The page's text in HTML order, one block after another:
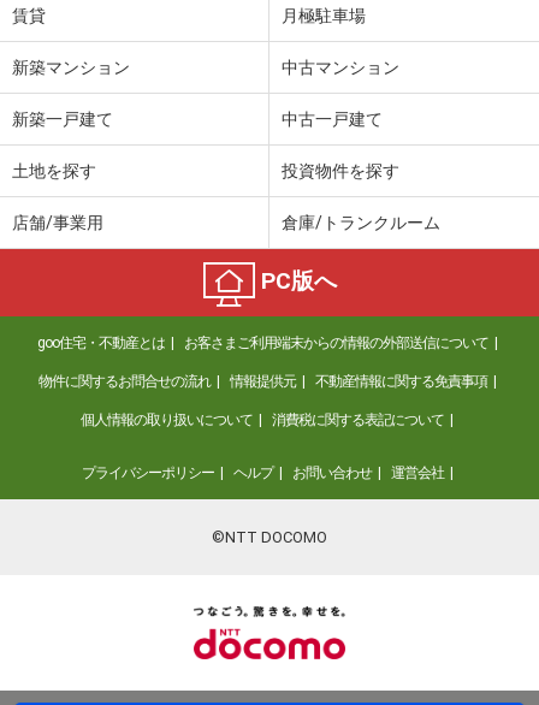
賃貸 月極駐車場
新築マンション 中古マンション
新築一戸建て 中古一戸建て
土地を探す 投資物件を探す
店舗/事業用 倉庫/トランクルーム
PC版へ
goo住宅・不動産とは お客さまご利用端末からの情報の外部送信について
物件に関するお問合せの流れ 情報提供元 不動産情報に関する免責事項
個人情報の取り扱いについて 消費税に関する表記について
プライバシーポリシー ヘルプ お問い合わせ 運営会社
©NTT DOCOMO